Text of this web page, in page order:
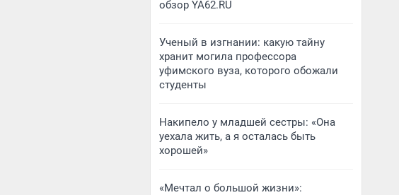
обзор YA62.RU
Ученый в изгнании: какую тайну
хранит могила профессора
уфимского вуза, которого обожали
студенты
Накипело у младшей сестры: «Она
уехала жить, а я осталась быть
хорошей»
«Мечтал о большой жизни»: